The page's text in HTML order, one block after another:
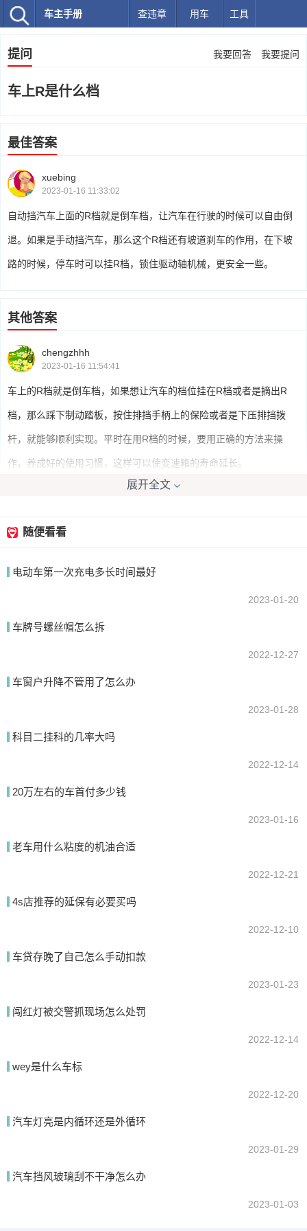
车主手册 查违章 用车 工具
提问 我要回答 我要提问
车上R是什么档
最佳答案
xuebing
2023-01-16 11:33:02
自动挡汽车上面的R档就是倒车档，让汽车在行驶的时候可以自由倒
退。如果是手动挡汽车，那么这个R档还有坡道刹车的作用，在下坡
路的时候，停车时可以挂R档，锁住驱动轴机械，更安全一些。
其他答案
chengzhhh
2023-01-16 11:54:41
车上的R档就是倒车档，如果想让汽车的档位挂在R档或者是摘出R
档，那么踩下制动踏板，按住排挡手柄上的保险或者是下压排挡拨
杆，就能够顺利实现。平时在用R档的时候，要用正确的方法来操
作，养成好的使用习惯，这样可以使变速箱的寿命延长。
展开全文
随便看看
电动车第一次充电多长时间最好
2023-01-20
车牌号螺丝帽怎么拆
2022-12-27
车窗户升降不管用了怎么办
2023-01-28
科目二挂科的几率大吗
2022-12-14
20万左右的车首付多少钱
2023-01-16
老车用什么粘度的机油合适
2022-12-21
4s店推荐的延保有必要买吗
2022-12-10
车贷存晚了自己怎么手动扣款
2023-01-23
闯红灯被交警抓现场怎么处罚
2022-12-14
wey是什么车标
2022-12-20
汽车灯亮是内循环还是外循环
2023-01-29
汽车挡风玻璃刮不干净怎么办
2023-01-03